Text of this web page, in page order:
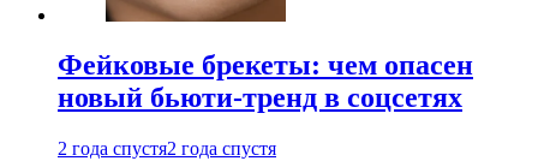
Фейковые брекеты: чем опасен
новый бьюти-тренд в соцсетях
2 года спустя2 года спустя